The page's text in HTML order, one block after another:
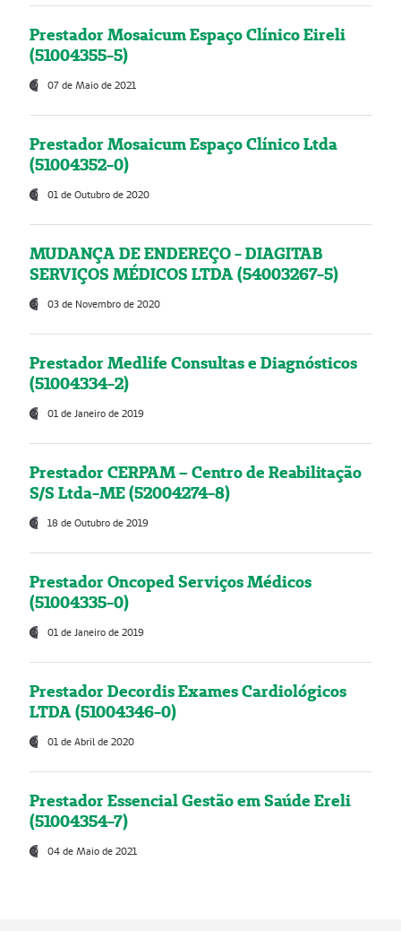
Prestador Mosaicum Espaço Clínico Eireli
(51004355-5)
07 de Maio de 2021
Prestador Mosaicum Espaço Clínico Ltda
(51004352-0)
01 de Outubro de 2020
MUDANÇA DE ENDEREÇO - DIAGITAB
SERVIÇOS MÉDICOS LTDA (54003267-5)
03 de Novembro de 2020
Prestador Medlife Consultas e Diagnósticos
(51004334-2)
01 de Janeiro de 2019
Prestador CERPAM – Centro de Reabilitação
S/S Ltda-ME (52004274-8)
18 de Outubro de 2019
Prestador Oncoped Serviços Médicos
(51004335-0)
01 de Janeiro de 2019
Prestador Decordis Exames Cardiológicos
LTDA (51004346-0)
01 de Abril de 2020
Prestador Essencial Gestão em Saúde Ereli
(51004354-7)
04 de Maio de 2021